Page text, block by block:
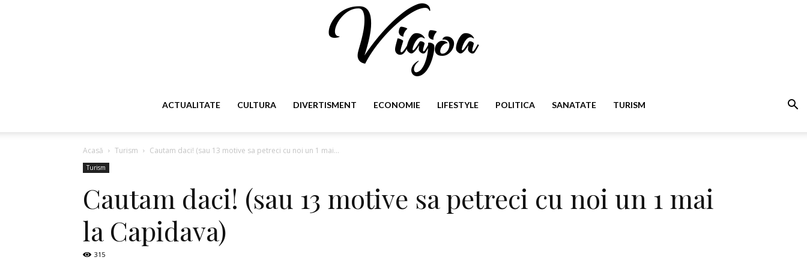
ACTUALITATE CULTURA DIVERTISMENT ECONOMIE LIFESTYLE POLITICA SANATATE TURISM
Acasă Turism Cautam daci! (sau 13 motive sa petreci cu noi un 1 mai...
Turism
Cautam daci! (sau 13 motive sa petreci cu noi un 1 mai
la Capidava)
315